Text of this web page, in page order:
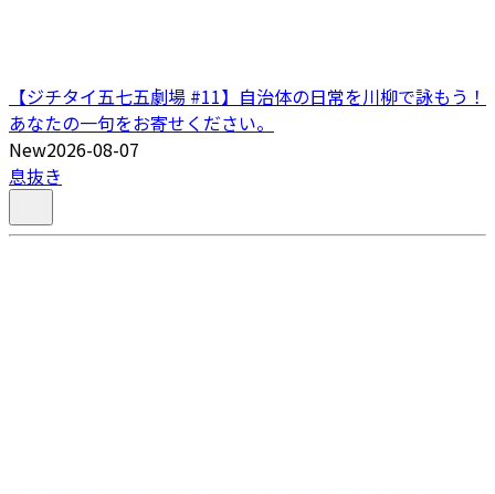
【ジチタイ五七五劇場 #11】自治体の日常を川柳で詠もう！
あなたの一句をお寄せください。
New2026-08-07
息抜き